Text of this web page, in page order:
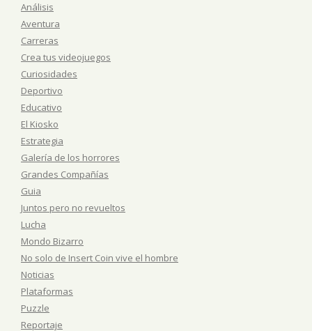
Análisis
Aventura
Carreras
Crea tus videojuegos
Curiosidades
Deportivo
Educativo
El Kiosko
Estrategia
Galería de los horrores
Grandes Compañías
Guia
Juntos pero no revueltos
Lucha
Mondo Bizarro
No solo de Insert Coin vive el hombre
Noticias
Plataformas
Puzzle
Reportaje